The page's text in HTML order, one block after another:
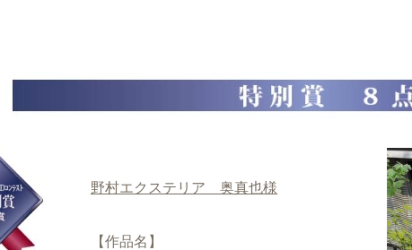
野村エクステリア 奥真也様
【作品名】